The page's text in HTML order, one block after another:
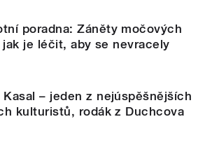
poradna: Záněty močových
je léčit, aby se nevracely
Kasal – jeden z nejúspěšnějších
kulturistů, rodák z Duchcova